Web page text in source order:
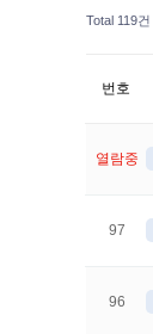
Total 119건
번호
열람중
97
96